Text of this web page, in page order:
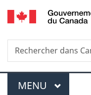
Recherche
Rechercher
dans
Menu
MENU PRINCIPAL